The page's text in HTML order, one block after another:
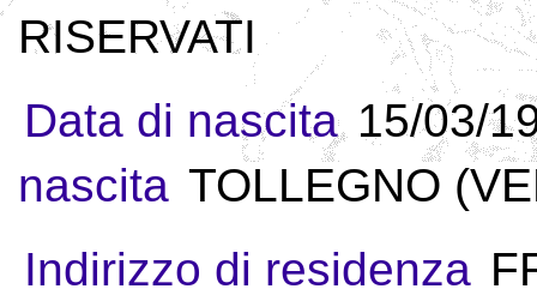
RISERVATI
Data di nascita 15/03/
nascita TOLLEGNO
Indirizzo di residenza